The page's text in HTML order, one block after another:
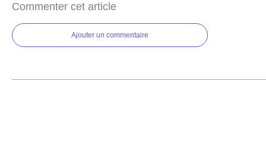
Commenter cet article
Ajouter un commentaire